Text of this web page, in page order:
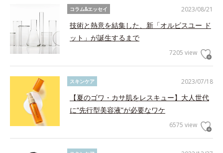
2023/08/21
コラム&エッセイ
技術と熱意を結集した、新「オルビスユー ド
ット」が誕生するまで
7205 view
2023/07/18
スキンケア
【夏のゴワ・カサ肌をレスキュー】大人世代
に“先行型美容液”が必要なワケ
6575 view